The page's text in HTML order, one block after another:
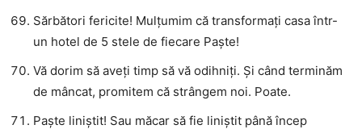
Sărbători fericite! Mulțumim că transformați casa într-
un hotel de 5 stele de fiecare Paște!
Vă dorim să aveți timp să vă odihniți. Și când terminăm
de mâncat, promitem că strângem noi. Poate.
Paște liniștit! Sau măcar să fie liniștit până încep